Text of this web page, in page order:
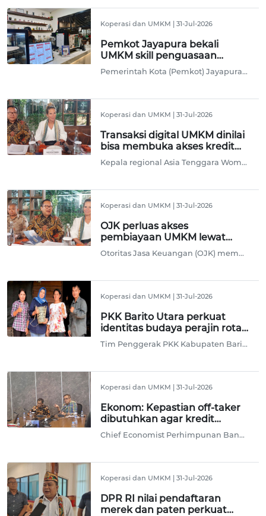
Koperasi dan UMKM |31-Jul-2026
Pemkot Jayapura bekali
UMKM skill penguasaan
teknologi digital
Pemerintah Kota (Pemkot) Jayapura, Papua melalui Dinas Perindustrian, Perdagangan, Koperasi dan UKM setempat membekali pelaku Usaha Mikro Kecil dan Menengah (UMKM) di daerah ini skill untuk mengusai teknologi digital untuk meningkatkan daya saing produk agar naik kelas.
Koperasi dan UMKM |31-Jul-2026
Transaksi digital UMKM dinilai
bisa membuka akses kredit
alternatif
Kepala regional Asia Tenggara Women’s World Banking Angelique Timmer menilai jejak transaksi digital (digital footprint) yang dilakukan pelaku usaha mikro dan ultra mikro milik perempuan berpeluang untuk mendapatkan kelayakan kredit alternatif dari perbankan untuk mengembangkan usaha.
Koperasi dan UMKM |31-Jul-2026
OJK perluas akses
pembiayaan UMKM lewat
penilaian kredit alternatif
Otoritas Jasa Keuangan (OJK) memperkuat strategi perluasan akses pembiayaan bagi usaha mikro, kecil, dan menengah (UMKM), khususnya segmen ultra mikro, melalui pemanfaatan sistem alternative credit scoring atau penilaian kredit alternatif.
Koperasi dan UMKM |31-Jul-2026
PKK Barito Utara perkuat
identitas budaya perajin rotan
melalui Haki
Tim Penggerak PKK Kabupaten Barito Utara, Kalimantan Tengah, memperkuat identitas budaya dan daya saing pelaku usaha mikro, kecil, dan menengah (UMKM) perajin anyaman rotan dengan perlindungan desain melalui Hak Kekayaan Intelektual (HAKI).
Koperasi dan UMKM |31-Jul-2026
Ekonom: Kepastian off-taker
dibutuhkan agar kredit
UMKM pulih
Chief Economist Perhimpunan Bank Nasional (Perbanas) Winang Budoyo memandang kepastian off-taker atau kepastian serapan produk perlu dibangun agar pelaku UMKM lebih berani berekspansi, sehingga pada akhirnya dapat mendorong pemulihan kredit pada segmen ini.
Koperasi dan UMKM |31-Jul-2026
DPR RI nilai pendaftaran
merek dan paten perkuat